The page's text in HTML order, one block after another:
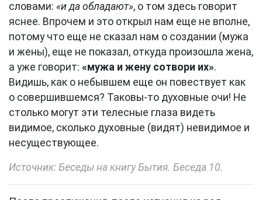
словами: «и да обладают», о том здесь говорит
яснее. Впрочем и это открыл нам еще не вполне,
потому что еще не сказал нам о создании (мужа
и жены), еще не показал, откуда произошла жена,
а уже говорит: «мужа и жену сотвори их».
Видишь, как о небывшем еще он повествует как
о совершившемся? Таковы-то духовные очи! Не
столько могут эти телесные глаза видеть
видимое, сколько духовные (видят) невидимое и
несуществующее.
Источник: Беседы на книгу Бытия. Беседа 10.